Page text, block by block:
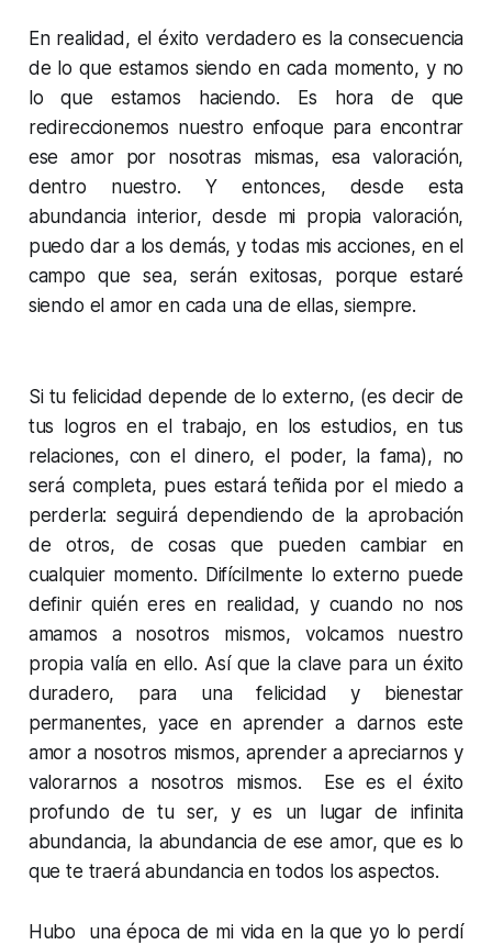
En realidad, el éxito verdadero es la consecuencia
de lo que estamos siendo en cada momento, y no
lo que estamos haciendo. Es hora de que
redireccionemos nuestro enfoque para encontrar
ese amor por nosotras mismas, esa valoración,
dentro nuestro. Y entonces, desde esta
abundancia interior, desde mi propia valoración,
puedo dar a los demás, y todas mis acciones, en el
campo que sea, serán exitosas, porque estaré
siendo el amor en cada una de ellas, siempre.
Si tu felicidad depende de lo externo, (es decir de
tus logros en el trabajo, en los estudios, en tus
relaciones, con el dinero, el poder, la fama), no
será completa, pues estará teñida por el miedo a
perderla: seguirá dependiendo de la aprobación
de otros, de cosas que pueden cambiar en
cualquier momento. Difícilmente lo externo puede
definir quién eres en realidad, y cuando no nos
amamos a nosotros mismos, volcamos nuestro
propia valía en ello. Así que la clave para un éxito
duradero, para una felicidad y bienestar
permanentes, yace en aprender a darnos este
amor a nosotros mismos, aprender a apreciarnos y
valorarnos a nosotros mismos. Ese es el éxito
profundo de tu ser, y es un lugar de infinita
abundancia, la abundancia de ese amor, que es lo
que te traerá abundancia en todos los aspectos.
Hubo una época de mi vida en la que yo lo perdí